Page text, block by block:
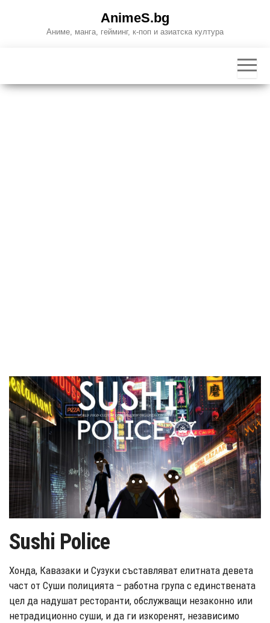
AnimeS.bg
Аниме, манга, гейминг, к-поп и азиатска култура
Sushi Police
Хонда, Кавазаки и Сузуки съставляват елитната девета
част от Суши полицията – работна група с единствената
цел да надушат ресторанти, обслужващи незаконно или
нетрадиционно суши, и да ги изкоренят, независимо